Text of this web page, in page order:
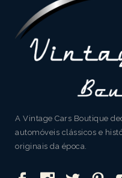
A Vintage Cars Boutique
automóveis clássicos e
originais da época.